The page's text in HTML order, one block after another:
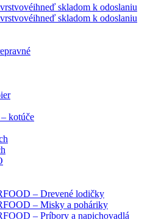
ihneď skladom k odoslaniu
ihneď skladom k odoslaniu
kotúče
– Drevené lodičky
– Misky a poháriky
– Príbory a napichovadlá